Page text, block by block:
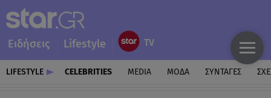
Ειδήσεις Lifestyle
LIFESTYLE CELEBRITIES MEDIA ΜΟΔΑ ΣΥΝΤΑΓΕΣ